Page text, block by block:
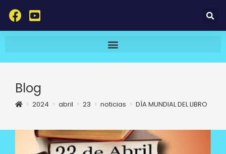
Blog
> 2024 > abril > 23 > noticias > DÍA MUNDIAL DEL LIBRO